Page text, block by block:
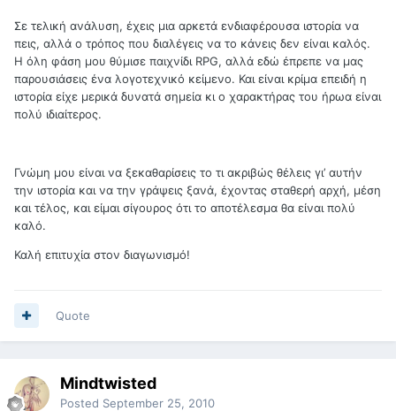
Σε τελική ανάλυση, έχεις μια αρκετά ενδιαφέρουσα ιστορία να
πεις, αλλά ο τρόπος που διαλέγεις να το κάνεις δεν είναι καλός.
Η όλη φάση μου θύμισε παιχνίδι RPG, αλλά εδώ έπρεπε να μας
παρουσιάσεις ένα λογοτεχνικό κείμενο. Και είναι κρίμα επειδή η
ιστορία είχε μερικά δυνατά σημεία κι ο χαρακτήρας του ήρωα είναι
πολύ ιδιαίτερος.
Γνώμη μου είναι να ξεκαθαρίσεις το τι ακριβώς θέλεις γι’ αυτήν
την ιστορία και να την γράψεις ξανά, έχοντας σταθερή αρχή, μέση
και τέλος, και είμαι σίγουρος ότι το αποτέλεσμα θα είναι πολύ
καλό.
Καλή επιτυχία στον διαγωνισμό!
Quote
Mindtwisted
Posted September 25, 2010